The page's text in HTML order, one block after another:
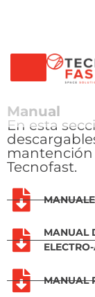
Manual
En esta
mantención
Tecnofast.
MANUAL
MANUAL